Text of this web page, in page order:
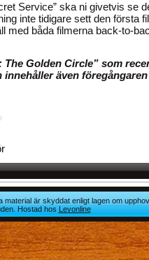
Service” ska ni givetvis se
inte tidigare sett den första
med båda filmerna back-to-
The Golden Circle” som
även föregångaren
material är skyddat enligt lagen om
Hostad hosLevonline